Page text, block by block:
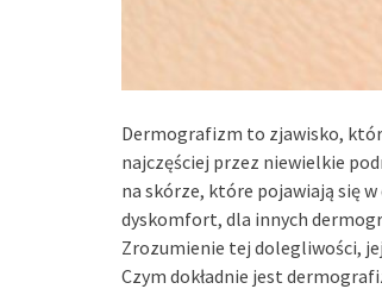
Dermografizm to zjawisko,
najczęściej przez niewielkie
na skórze, które pojawiają się
dyskomfort, dla innych
Zrozumienie tej dolegliwości,
Czym dokładnie jest